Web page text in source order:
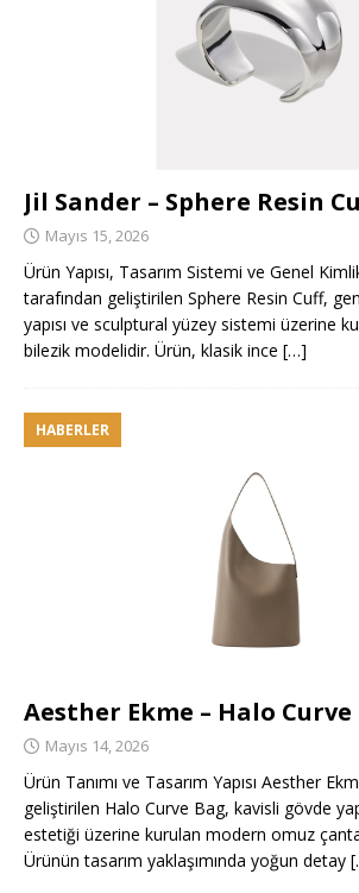
Jil Sander – Sphere Resin
Mayıs 15, 2026
Ürün Yapısı, Tasarım Sistemi ve Genel
tarafından geliştirilen Sphere Resin Cuff,
yapısı ve sculptural yüzey sistemi üzerine
bilezik modelidir. Ürün, klasik ince […]
HABERLER
Aesther Ekme – Halo Curve
Mayıs 14, 2026
Ürün Tanımı ve Tasarım Yapısı Aesther
geliştirilen Halo Curve Bag, kavisli gövde
estetiği üzerine kurulan modern omuz
Ürünün tasarım yaklaşımında yoğun detay